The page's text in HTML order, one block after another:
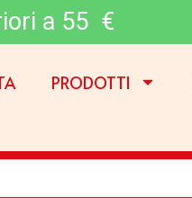
a 55 €
PRODOTTI